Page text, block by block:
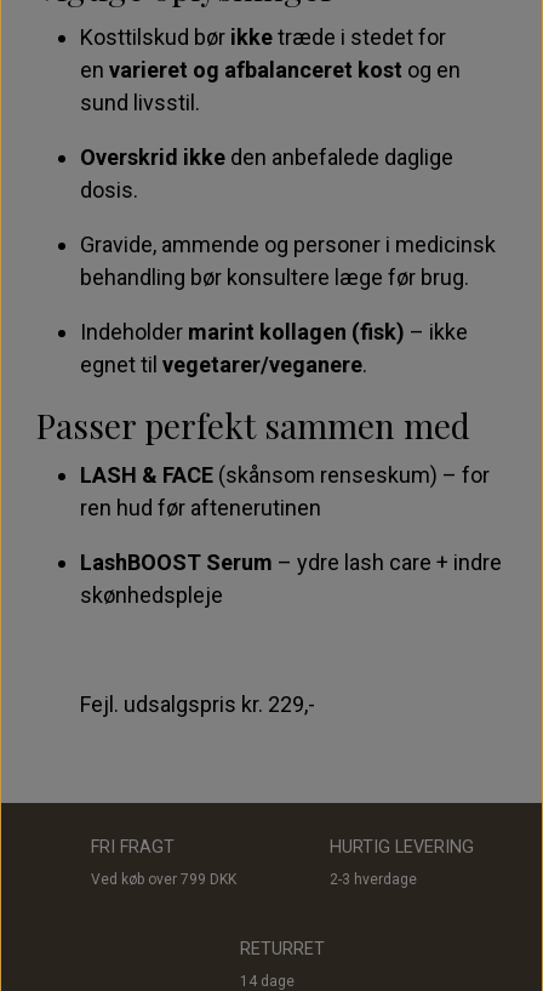
Kosttilskud bør ikketræde i stedet for
en varieret og afbalanceret kost og en
sund livsstil.
Overskrid ikke den anbefalede daglige
dosis.
Gravide, ammende og personer i medicinsk
behandling bør konsultere læge før brug.
Indeholder marint kollagen (fisk) – ikke
egnet til vegetarer/veganere.
Passer perfekt sammen med
LASH & FACE (skånsom renseskum) – for
ren hud før aftenerutinen
LashBOOST Serum – ydre lash care + indre
skønhedspleje
Fejl. udsalgspris kr. 229,-
FRI FRAGT
Ved køb over 799 DKK
HURTIG LEVERING
2-3 hverdage
RETURRET
14 dage